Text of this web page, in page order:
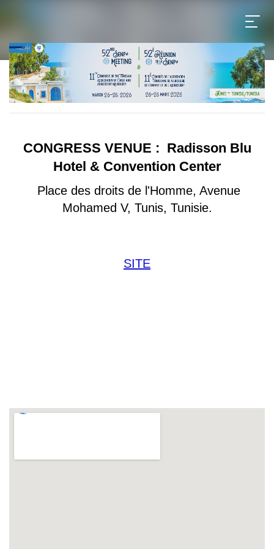
CONGRESS VENUE : Radisson Blu
Hotel & Convention Center
Place des droits de l'Homme, Avenue
Mohamed V, Tunis, Tunisie.
SITE